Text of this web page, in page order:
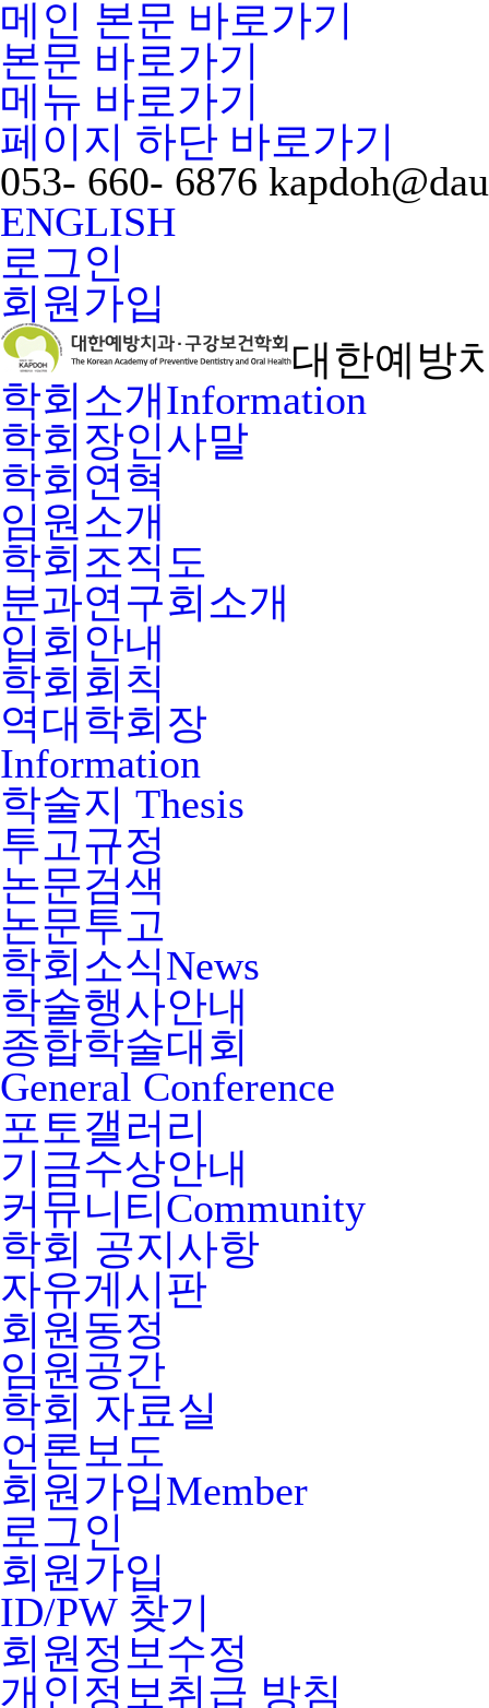
메인 본문 바로가기
본문 바로가기
메뉴 바로가기
페이지 하단 바로가기
053- 660- 6876
ENGLISH
로그인
회원가입
대한예방
학회소개Information
학회장인사말
학회연혁
임원소개
학회조직도
분과연구회소개
입회안내
학회회칙
역대학회장
Information
학술지 Thesis
투고규정
논문검색
논문투고
학회소식News
학술행사안내
종합학술대회
General Conference
포토갤러리
기금수상안내
커뮤니티Community
학회 공지사항
자유게시판
회원동정
임원공간
학회 자료실
언론보도
회원가입Member
로그인
회원가입
ID/PW 찾기
회원정보수정
개인정보취급 방침